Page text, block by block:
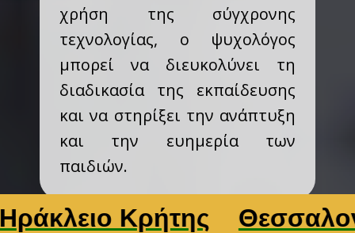
χρήση της σύγχρονης
τεχνολογίας, ο ψυχολόγος
μπορεί να διευκολύνει τη
διαδικασία της εκπαίδευσης
και να στηρίξει την ανάπτυξη
και την ευημερία των
παιδιών.
Κρήτης Θεσσαλονίκη